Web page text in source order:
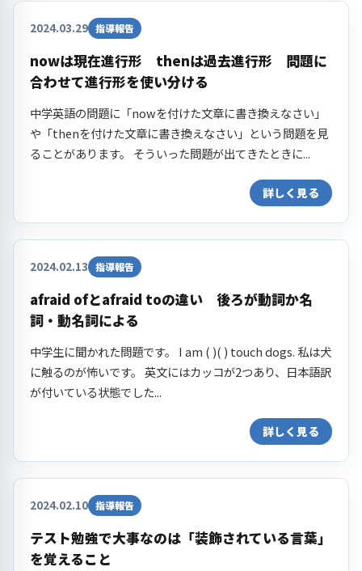
2024.03.29 指導報告
nowは現在進行形 thenは過去進行形 問題に
合わせて進行形を使い分ける
中学英語の問題に「nowを付けた文章に書き換えなさい」
や「thenを付けた文章に書き換えなさい」という問題を見
ることがあります。 そういった問題が出てきたときに...
詳しく見る
2024.02.13 指導報告
afraid ofとafraid toの違い 後ろが動詞か名
詞・動名詞による
中学生に聞かれた問題です。 I am ( )( ) touch dogs. 私は犬
に触るのが怖いです。 英文にはカッコが2つあり、日本語訳
が付いている状態でした...
詳しく見る
2024.02.10 指導報告
テスト勉強で大事なのは「装飾されている言葉」
を覚えること